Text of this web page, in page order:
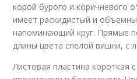
корой бурого и коричневого
имеет раскидистый и
напоминающий круг. Прямые
длины цвета спелой вишни, с
Листовая пластина короткая